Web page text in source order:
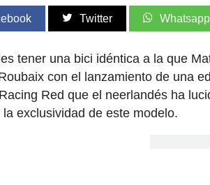
Twitter Whatsapp
tener una bici idéntica a la que
con el lanzamiento de una
Red que el neerlandés ha
la exclusividad de este modelo.